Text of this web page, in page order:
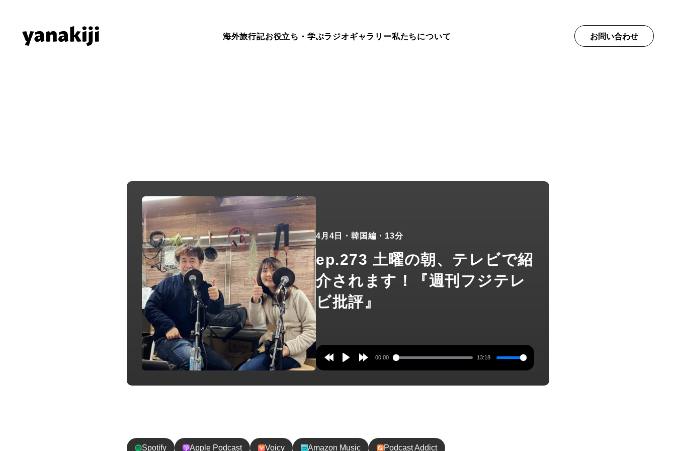
海外旅行記お役立ち・学ぶラジオギャラリー私たちについて お問い合わせ
4月4日 ・韓国編 ・13分
ep.273 土曜の朝、テレビで紹
介されます！『週刊フジテレ
ビ批評』
RewindPlay Forward
00:00 13:18
Spotify Apple Podcast Voicy Amazon Music Podcast Addict